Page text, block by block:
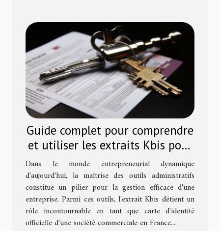
Guide complet pour comprendre
et utiliser les extraits Kbis pour
les entrepreneurs
Dans le monde entrepreneurial dynamique
d'aujourd'hui, la maîtrise des outils administratifs
constitue un pilier pour la gestion efficace d'une
entreprise. Parmi ces outils, l'extrait Kbis détient un
rôle incontournable en tant que carte d'identité
officielle d'une société commerciale en France....